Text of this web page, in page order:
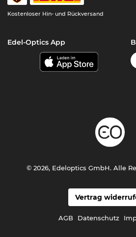
Kostenloser Hin- und Rückversand
Edel-Optics App
Vertrag
AGB Datenschutz
© 2026, Edeloptics GmbH. Alle